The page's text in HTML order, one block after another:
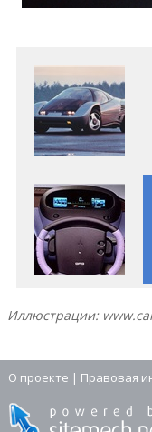
Иллюстрации:
О проекте | Правовая